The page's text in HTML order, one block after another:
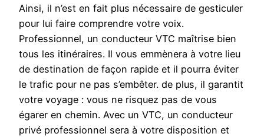
Ainsi, il n’est en fait plus nécessaire de gesticuler
pour lui faire comprendre votre voix.
Professionnel, un conducteur VTC maîtrise bien
tous les itinéraires. Il vous emmènera à votre lieu
de destination de façon rapide et il pourra éviter
le trafic pour ne pas s’embêter. de plus, il garantit
votre voyage : vous ne risquez pas de vous
égarer en chemin. Avec un VTC, un conducteur
privé professionnel sera à votre disposition et